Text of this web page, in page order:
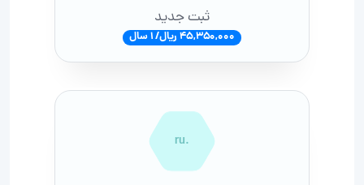
ثبت جدید
45,350,000 ریال/ 1 سال
.ru